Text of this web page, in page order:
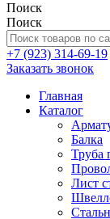
Поиск
Поиск
+7 (923) 314-69-19
Заказать звонок
Главная
Каталог
Балка
Труба
Лист